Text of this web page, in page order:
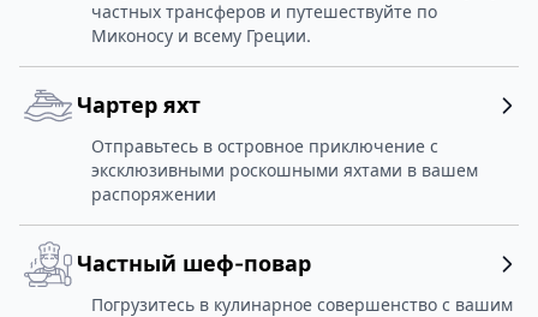
частных трансферов и путешествуйте по
Миконосу и всему Греции.
Чартер яхт
Отправьтесь в островное приключение с
эксклюзивными роскошными яхтами в вашем
распоряжении
Частный шеф-повар
Погрузитесь в кулинарное совершенство с вашим